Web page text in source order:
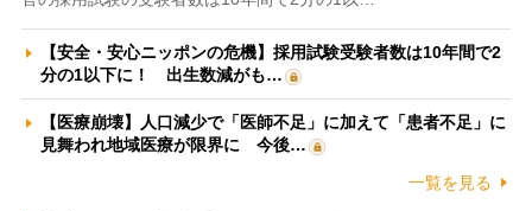
【安全・安心ニッポンの危機】採用試験受験者数は10年間で2
分の1以下に！ 出生数減がも…
【医療崩壊】人口減少で「医師不足」に加えて「患者不足」に
見舞われ地域医療が限界に 今後…
一覧を見る